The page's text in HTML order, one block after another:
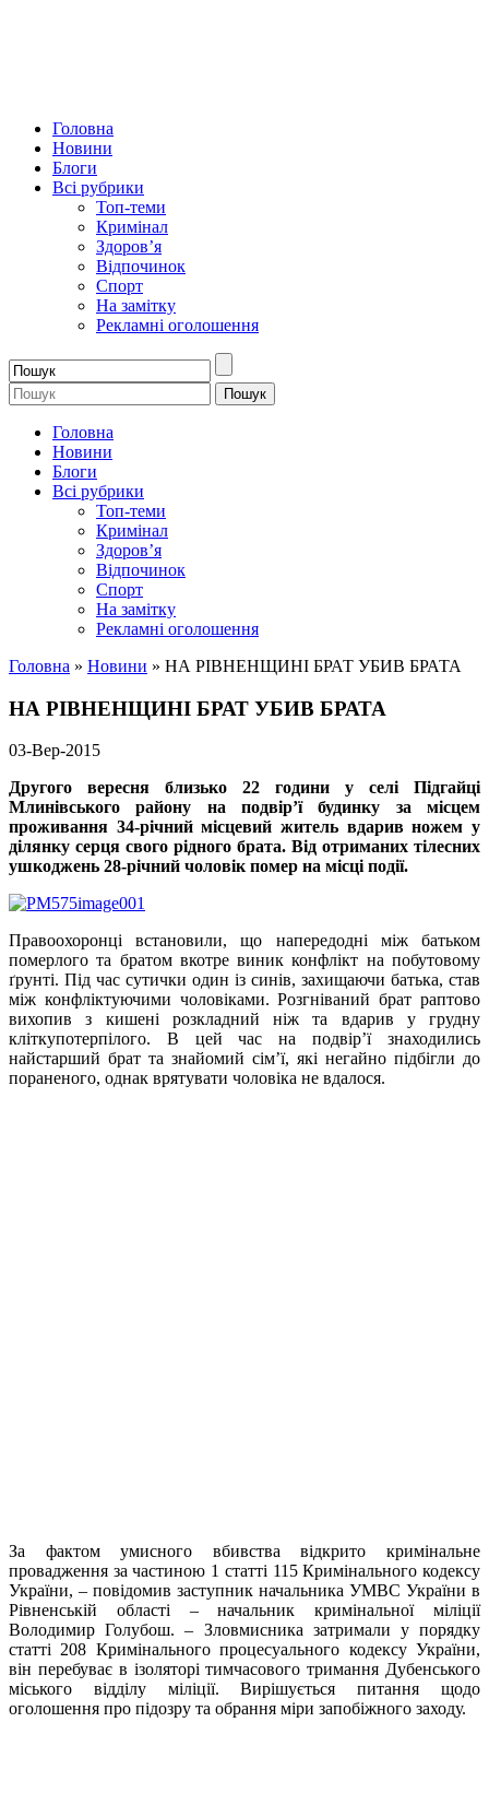
Головна
Новини
Блоги
Всі рубрики
Топ-теми
Кримінал
Здоров’я
Відпочинок
Спорт
На замітку
Рекламні оголошення
Головна
Новини
Блоги
Всі рубрики
Топ-теми
Кримінал
Здоров’я
Відпочинок
Спорт
На замітку
Рекламні оголошення
Головна » Новини » НА РІВНЕНЩИНІ БРАТ УБИВ БРАТА
НА РІВНЕНЩИНІ БРАТ УБИВ БРАТА
03-Вер-2015
Другого вересня близько 22 години у селі Підгайці
Млинівського району на подвір’ї будинку за місцем
проживання 34-річний місцевий житель вдарив ножем у
ділянку серця свого рідного брата. Від отриманих тілесних
ушкоджень 28-річний чоловік помер на місці події.
Правоохоронці встановили, що напередодні між батьком
померлого та братом вкотре виник конфлікт на побутовому
ґрунті. Під час сутички один із синів, захищаючи батька, став
між конфліктуючими чоловіками. Розгніваний брат раптово
вихопив з кишені розкладний ніж та вдарив у грудну
кліткупотерпілого. В цей час на подвір’ї знаходились
найстарший брат та знайомий сім’ї, які негайно підбігли до
пораненого, однак врятувати чоловіка не вдалося.
За фактом умисного вбивства відкрито кримінальне
провадження за частиною 1 статті 115 Кримінального кодексу
України, – повідомив заступник начальника УМВС України в
Рівненській області – начальник кримінальної міліції
Володимир Голубош. – Зловмисника затримали у порядку
статті 208 Кримінального процесуального кодексу України,
він перебуває в ізоляторі тимчасового тримання Дубенського
міського відділу міліції. Вирішується питання щодо
оголошення про підозру та обрання міри запобіжного заходу.